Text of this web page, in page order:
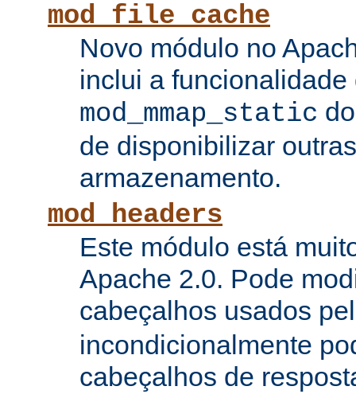
mod_file_cache
Novo módulo no
inclui a funcionalidade
mod_mmap_static
de disponibilizar
armazenamento.
mod_headers
Este módulo está
Apache 2.0. Pode
cabeçalhos usados
incondicionalmente
cabeçalhos de